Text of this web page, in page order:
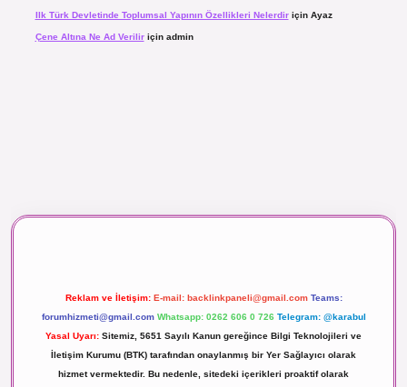
Ilk Türk Devletinde Toplumsal Yapının Özellikleri Nelerdiriçin Ayaz
Çene Altına Ne Ad Veriliriçin admin
Reklam ve İletişim: E-mail: backlinkpaneli@gmail.com Teams:
forumhizmeti@gmail.com Whatsapp: 0262 606 0 726 Telegram: @karabul
Yasal Uyarı: Sitemiz, 5651 Sayılı Kanun gereğince Bilgi Teknolojileri ve
İletişim Kurumu (BTK) tarafından onaylanmış bir Yer Sağlayıcı olarak
hizmet vermektedir. Bu nedenle, sitedeki içerikleri proaktif olarak